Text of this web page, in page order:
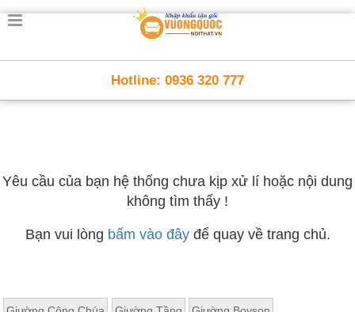
Hotline: 0936 320 777
Yêu cầu của bạn hệ thống chưa kịp xử lí hoặc nội dung
không tìm thấy !
Bạn vui lòng bấm vào đâyđể quay về trang chủ.